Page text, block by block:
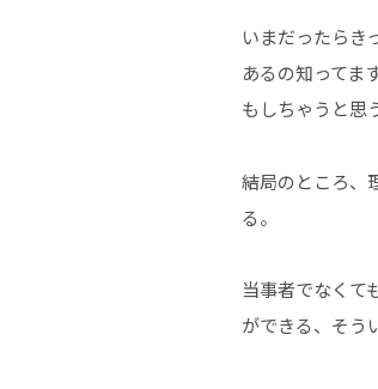
いまだったらき
あるの知ってま
もしちゃうと思
結局のところ、
る。
当事者でなくて
ができる、そう